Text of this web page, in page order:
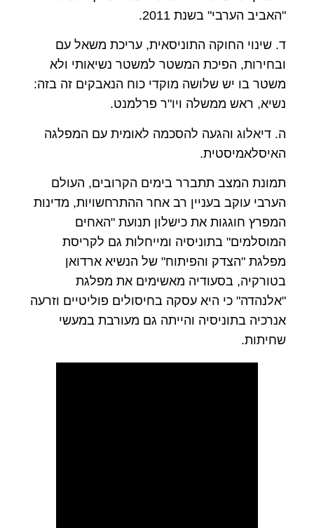
"האביב הערבי" בשנת 2011.
ד. שינוי החוקה התוניסאית, עריכת משאל עם
ובחירות, הפיכת המשטר למשטר נשיאותי ולא
משטר בו יש שלושה מוקדי כוח הנאבקים זה בזה:
נשיא, ראש ממשלה ויו"ר פרלמנט.
ה. דיאלוג והגעה להסכמה לאומית עם המפלגה
האיסלאמיסטית.
תמונת המצב תתברר בימים הקרובים, העולם
הערבי עוקב בעניין רב אחר ההתרחשויות, מדינות
המפרץ חוגגות את כישלון תנועת "האחים
המוסלמים" בתוניסיה ומייחלות גם לקריסת
מפלגת "הצדק והפיתוח" של הנשיא ארדואן
בטורקיה, בסעודיה מאשימים את מפלגת
"אלנהדה" כי היא עסקה בחיסולים פוליטיים וזרעה
אנרכיה בתוניסיה והייתה גם מעורבת במעשי
שחיתות.